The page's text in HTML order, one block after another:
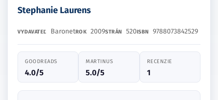
Stephanie Laurens
VYDAVATEĽ BaronetROK 2009STRÁN 520ISBN 9788073842529
GOODREADS
4.0/5
MARTINUS
5.0/5
RECENZIE
1